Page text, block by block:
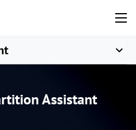
Assistant